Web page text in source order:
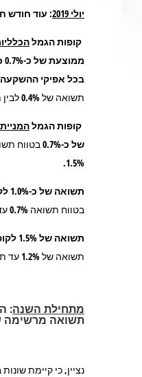
יולי 2019 : עוד חודש
קופות הגמל
בכל אפיקי ההשקעה
תשואה של 0.4% לבין תשואה של 1.4%.
קופות הגמל
של כ-0.7%
1.5%.
תשואה של כ-1.0% לקופות הגמל
בטווח תשואה 0.7% עד תשואה של 1.3%.
תשואה של 1.5% לקופות הגמל
תשואה של 1.2% עד תשואה של 1.8%.
מתחילת השנה:
תשואה מרשימה של
נציין, כי קיימת